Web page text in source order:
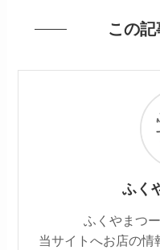
この
ふく
ふくやまつ
当サイトへお店の情